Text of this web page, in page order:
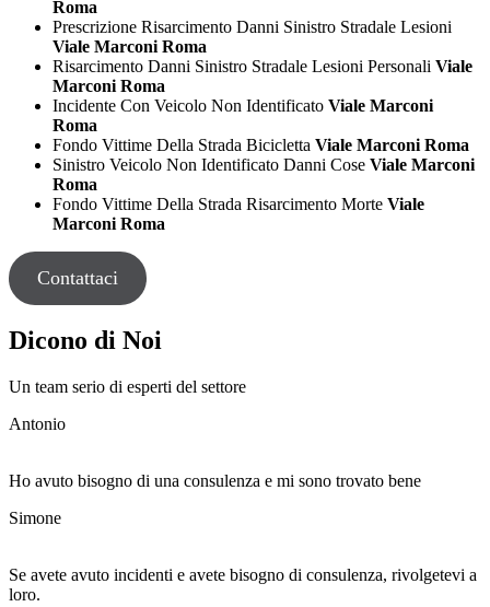
Roma
Prescrizione Risarcimento Danni Sinistro Stradale Lesioni
Viale Marconi Roma
Risarcimento Danni Sinistro Stradale Lesioni Personali Viale
Marconi Roma
Incidente Con Veicolo Non Identificato Viale Marconi
Roma
Fondo Vittime Della Strada Bicicletta Viale Marconi Roma
Sinistro Veicolo Non Identificato Danni Cose Viale Marconi
Roma
Fondo Vittime Della Strada Risarcimento Morte Viale
Marconi Roma
Contattaci
Dicono di Noi
Un team serio di esperti del settore
Antonio
Ho avuto bisogno di una consulenza e mi sono trovato bene
Simone
Se avete avuto incidenti e avete bisogno di consulenza, rivolgetevi a
loro.